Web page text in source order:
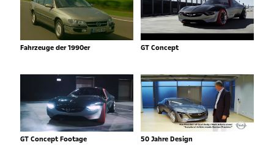
Fahrzeuge der 1990er GT Concept
GT Concept Footage 50 Jahre Design